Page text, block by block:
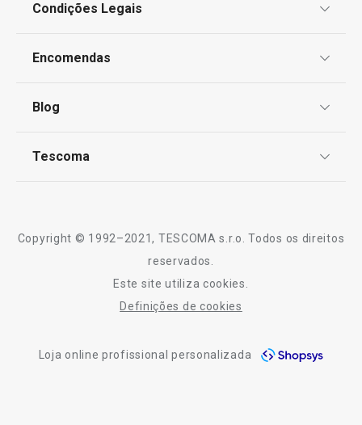
Condições Legais
Livro de Reclamações
Encomendas
Perguntas Frequentes
Blog
Tescoma
Copyright © 1992–2021, TESCOMA s.r.o. Todos os direitos
reservados.
Este site utiliza cookies.
Definições de cookies
Loja online profissional personalizada